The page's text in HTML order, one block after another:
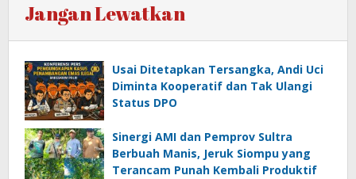
Jangan Lewatkan
Usai Ditetapkan Tersangka, Andi Uci
Diminta Kooperatif dan Tak Ulangi
Status DPO
Sinergi AMI dan Pemprov Sultra
Berbuah Manis, Jeruk Siompu yang
Terancam Punah Kembali Produktif